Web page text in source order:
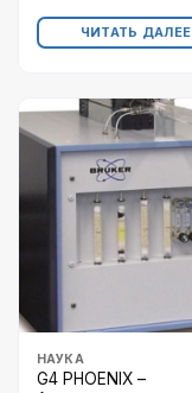
ЧИТАТЬ ДАЛЕЕ
НАУКА
G4 PHOENIX –